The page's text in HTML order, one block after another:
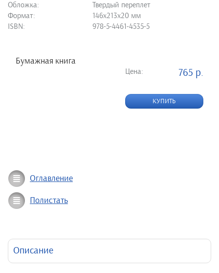
Обложка:
Твердый переплет
Формат:
146х213х20 мм
ISBN:
978-5-4461-4535-5
Бумажная книга
Цена: 765 р.
КУПИТЬ
Оглавление
Полистать
Описание